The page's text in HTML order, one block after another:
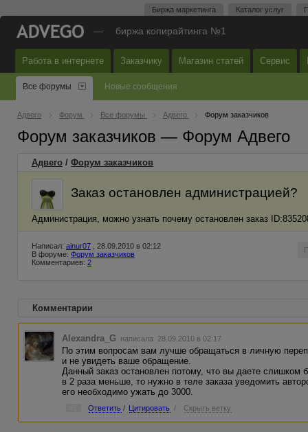
Биржа маркетинга Каталог услуг
— биржа копирайтинга №1
Работа в интернете Заказчику Магазин статей Сервис
Все форумы Новые сообщения
Адвего Форум Все форумы Адвего Форум заказчиков
Форум заказчиков — Форум Адвего
Адвего / Форум заказчиков
Заказ остановлен администрацией?
Администрация, можно узнать почему остановлен заказ
Написал: ainur07 , 28.09.2010 в 02:12
В форуме: Форум заказчиков
Комментариев: 2
Комментарии
Alexandra_G написала 28.09.2010 в 02:17
По этим вопросам вам лучше обращаться в личную
и не увидеть ваше обращение.
Данный заказ остановлен потому, что вы даете слишком
в 2 раза меньше, то нужно в теле заказа уведомить
его необходимо ужать до 3000.
Ответить / Цитировать / Скрыть ветку